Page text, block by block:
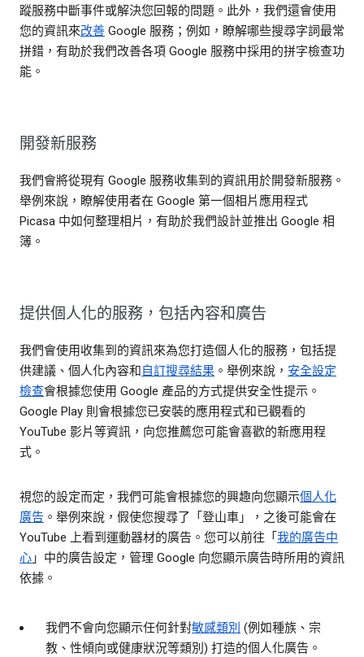
蹤服務中斷事件或解決您回報的問題。此外，我們還會使用
您的資訊來改善 Google 服務；例如，瞭解哪些搜尋字詞最常
拼錯，有助於我們改善各項 Google 服務中採用的拼字檢查功
能。
開發新服務
我們會將從現有 Google 服務收集到的資訊用於開發新服務。
舉例來說，瞭解使用者在 Google 第一個相片應用程式
Picasa 中如何整理相片，有助於我們設計並推出 Google 相
簿。
提供個人化的服務，包括內容和廣告
我們會使用收集到的資訊來為您打造個人化的服務，包括提
供建議、個人化內容和自訂搜尋結果 。舉例來說， 安全設定
檢查會根據您使用 Google 產品的方式提供安全性提示。
Google Play 則會根據您已安裝的應用程式和已觀看的
YouTube 影片等資訊，向您推薦您可能會喜歡的新應用程
式。
視您的設定而定，我們可能會根據您的興趣向您顯示個人化
廣告 。舉例來說，假使您搜尋了「登山車」，之後可能會在
YouTube 上看到運動器材的廣告。您可以前往「 我的廣告中
心 」中的廣告設定，管理 Google 向您顯示廣告時所用的資訊
依據。
我們不會向您顯示任何針對敏感類別 (例如種族、宗
教、性傾向或健康狀況等類別) 打造的個人化廣告。